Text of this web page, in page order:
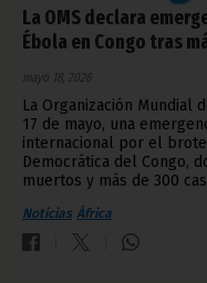
La OMS declara
Ébola en Congo tras
mayo 18, 2026
La Organización Mundial
17 de mayo, una
internacional por el
Democrática del Congo,
muertos y más de 300
Noticias África